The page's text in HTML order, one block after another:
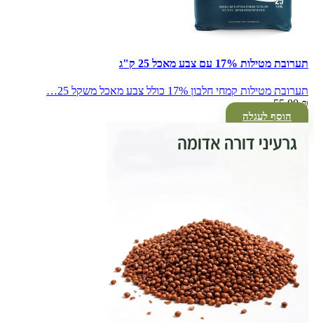
תערובת מטילות 17% עם צבע מאכל 25 ק"ג
תערובת מטילות קמחי חלבון 17% כולל צבע מאכל משקל 25…
55.00₪
הוסף לעגלה